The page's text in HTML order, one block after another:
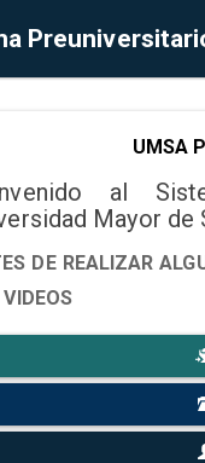
UMSA
al
Mayor de
DE REALIZAR
VIDEOS